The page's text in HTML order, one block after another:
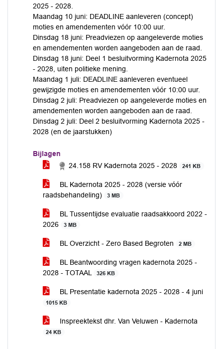
2025 - 2028.
Maandag 10 juni: DEADLINE aanleveren (concept)
moties en amendementen vóór 10:00 uur.
Dinsdag 18 juni: Preadviezen op aangeleverde moties
en amendementen worden aangeboden aan de raad.
Dinsdag 18 juni: Deel 1 besluitvorming Kadernota 2025
- 2028, uiten politieke mening.
Maandag 1 juli: DEADLINE aanleveren eventueel
gewijzigde moties en amendementen vóór 10:00 uur.
Dinsdag 2 juli: Preadviezen op aangeleverde moties en
amendementen worden aangeboden aan de raad.
Dinsdag 2 juli: Deel 2 besluitvorming Kadernota 2025 -
2028 (en de jaarstukken)
Bijlagen
24.158 RV Kadernota 2025 - 2028
241 KB
BL Kadernota 2025 - 2028 (versie vóór
raadsbehandeling)
3 MB
BL Tussentijdse evaluatie raadsakkoord 2022 -
2026
3 MB
BL Overzicht - Zero Based Begroten 2 MB
BL Beantwoording vragen kadernota 2025 -
2028 - TOTAAL
326 KB
BL Presentatie kadernota 2025 - 2028 - 4 juni
1015 KB
Inspreektekst dhr. Van Veluwen - Kadernota
24 KB